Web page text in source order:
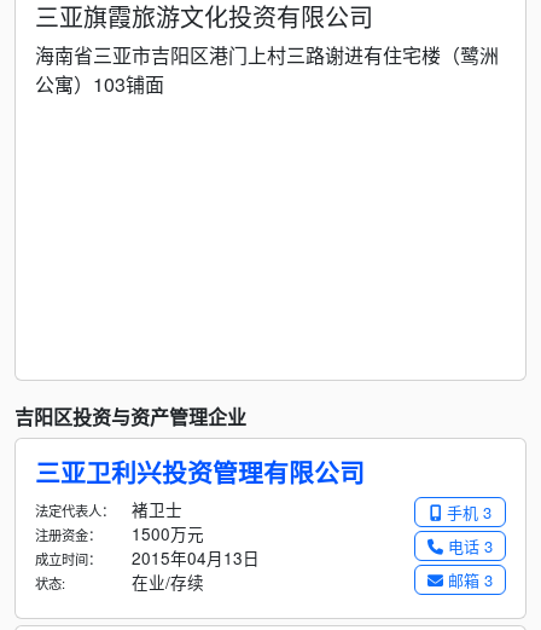
三亚旗霞旅游文化投资有限公司
海南省三亚市吉阳区港门上村三路谢进有住宅楼（鹭洲
公寓）103铺面
吉阳区投资与资产管理企业
三亚卫利兴投资管理有限公司
手机 3
电话 3
邮箱 3
法定代表人： 褚卫士
注册资金： 1500万元
成立时间： 2015年04月13日
状态: 在业/存续